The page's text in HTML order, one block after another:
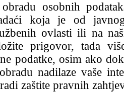
osobnih
koja je od
ovlasti ili na
prigovor, tada
podatke, osim ako
nadilaze vaše
zaštite pravnih